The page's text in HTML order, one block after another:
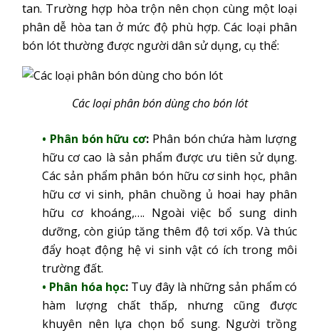
tan. Trường hợp hòa trộn nên chọn cùng một loại
phân dễ hòa tan ở mức độ phù hợp. Các loại phân
bón lót thường được người dân sử dụng, cụ thể:
Các loại phân bón dùng cho bón lót
Phân bón hữu cơ: Phân bón chứa hàm lượng
hữu cơ cao là sản phẩm được ưu tiên sử dụng.
Các sản phẩm phân bón hữu cơ sinh học, phân
hữu cơ vi sinh, phân chuồng ủ hoai hay phân
hữu cơ khoáng,…. Ngoài việc bổ sung dinh
dưỡng, còn giúp tăng thêm độ tơi xốp. Và thúc
đẩy hoạt động hệ vi sinh vật có ích trong môi
trường đất.
Phân hóa học: Tuy đây là những sản phẩm có
hàm lượng chất thấp, nhưng cũng được
khuyên nên lựa chọn bổ sung. Người trồng